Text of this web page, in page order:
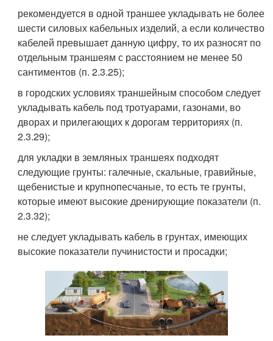
рекомендуется в одной траншее укладывать не более
шести силовых кабельных изделий, а если количество
кабелей превышает данную цифру, то их разносят по
отдельным траншеям с расстоянием не менее 50
сантиментов (п. 2.3.25);
в городских условиях траншейным способом следует
укладывать кабель под тротуарами, газонами, во
дворах и прилегающих к дорогам территориях (п.
2.3.29);
для укладки в земляных траншеях подходят
следующие грунты: галечные, скальные, гравийные,
щебенистые и крупнопесчаные, то есть те грунты,
которые имеют высокие дренирующие показатели (п.
2.3.32);
не следует укладывать кабель в грунтах, имеющих
высокие показатели пучинистости и просадки;